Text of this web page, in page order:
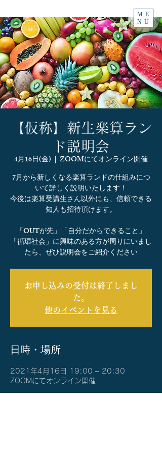
ME
NU
【仮称】新生楽算ラン
ド説明会
4月16日(金)
  |
ZOOMにてオンライン開催
7月から新しくなる楽算ランドの仕組みにつ
いて詳しく説明いたします！
今後は楽算受講生さん以外にも、信頼できる
知人も招待頂けます。
「OUTが先」「自分だからできること」
「循環社会」に興味のある方が周りにいまし
たら、ぜひ説明会をご紹介ください
お申し込みの受付は終了しまし
た。
他のイベントを見る
日時・場所
2021年4月16日 19:00 – 20:30
ZOOMにてオンライン開催